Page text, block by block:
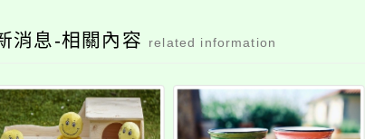
消息-相關內容 related information